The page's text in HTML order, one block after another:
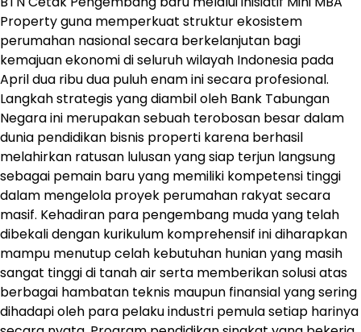
Property guna memperkuat struktur ekosistem
perumahan nasional secara berkelanjutan bagi
kemajuan ekonomi di seluruh wilayah Indonesia pada
April dua ribu dua puluh enam ini secara profesional.
Langkah strategis yang diambil oleh Bank Tabungan
Negara ini merupakan sebuah terobosan besar dalam
dunia pendidikan bisnis properti karena berhasil
melahirkan ratusan lulusan yang siap terjun langsung
sebagai pemain baru yang memiliki kompetensi tinggi
dalam mengelola proyek perumahan rakyat secara
masif. Kehadiran para pengembang muda yang telah
dibekali dengan kurikulum komprehensif ini diharapkan
mampu menutup celah kebutuhan hunian yang masih
sangat tinggi di tanah air serta memberikan solusi atas
berbagai hambatan teknis maupun finansial yang sering
dihadapi oleh para pelaku industri pemula setiap harinya